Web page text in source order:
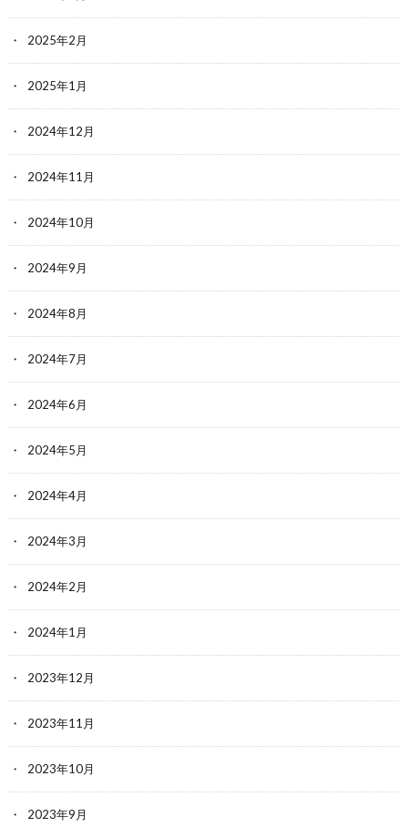
2025年2月
2025年1月
2024年12月
2024年11月
2024年10月
2024年9月
2024年8月
2024年7月
2024年6月
2024年5月
2024年4月
2024年3月
2024年2月
2024年1月
2023年12月
2023年11月
2023年10月
2023年9月